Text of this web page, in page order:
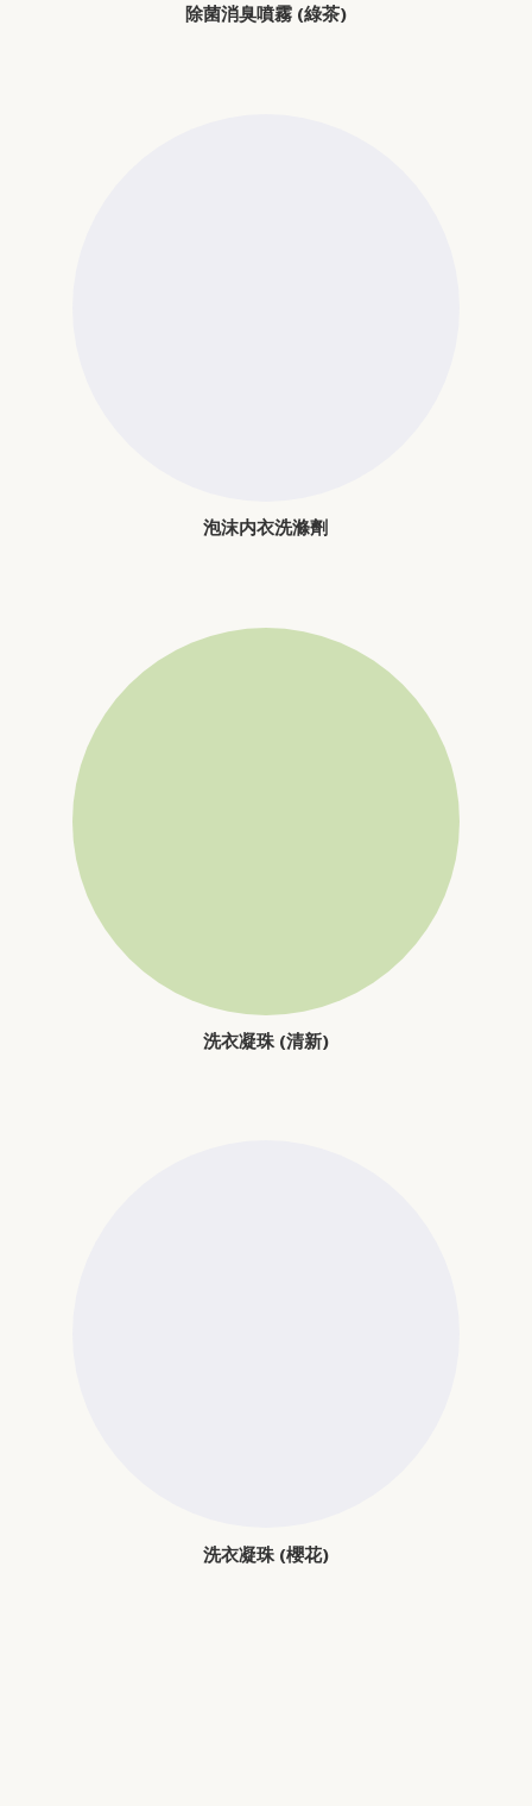
除菌消臭噴霧 (綠茶)
泡沫内衣洗滌劑
洗衣凝珠 (清新)
洗衣凝珠 (櫻花)